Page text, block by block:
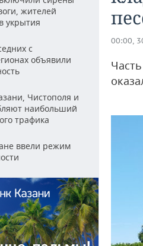
жителей
укрытия
с
объявили
Чистополя и
наибольший
трафика
ввели режим
00:00,